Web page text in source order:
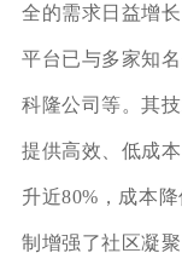
全的需求日益增
平台已与多家知
科隆公司等。其
提供高效、低成
升近80%，成本
制增强了社区凝